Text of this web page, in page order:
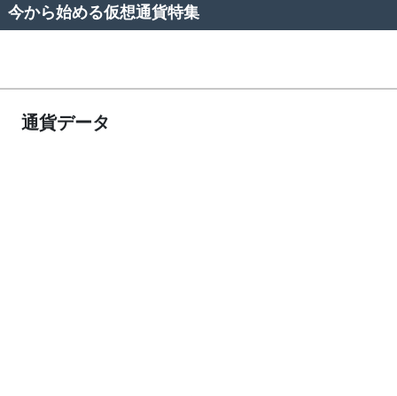
今から始める仮想通貨特集
通貨データ